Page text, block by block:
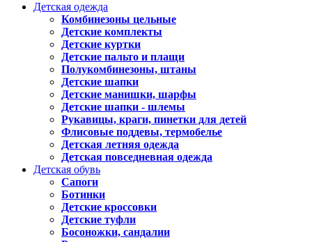
Детская одежда
Комбинезоны цельные
Детские комплекты
Детские куртки
Детские пальто и плащи
Полукомбинезоны, штаны
Детские шапки
Детские манишки, шарфы
Детские шапки - шлемы
Рукавицы, краги, пинетки для детей
Флисовые поддевы, термобелье
Детская летняя одежда
Детская повседневная одежда
Детская обувь
Сапоги
Ботинки
Детские кроссовки
Детские туфли
Босоножки, сандалии